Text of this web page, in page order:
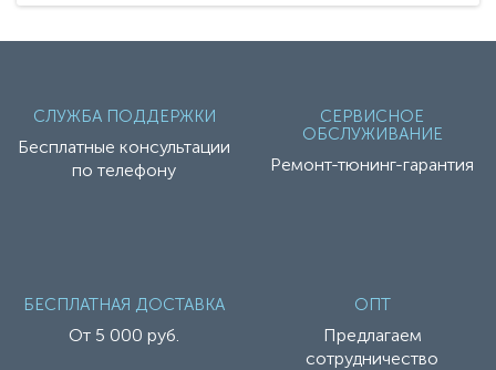
СЛУЖБА ПОДДЕРЖКИ
Бесплатные консультации
по телефону
СЕРВИСНОЕ
ОБСЛУЖИВАНИЕ
Ремонт-тюнинг-гарантия
БЕСПЛАТНАЯ ДОСТАВКА
От 5 000 руб.
ОПТ
Предлагаем
сотрудничество